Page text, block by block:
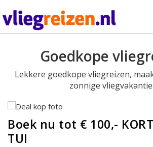
Goedkope
Lekkere goedkope vliegreizen,
zonnige
Boek nu tot € 100,-
TUI